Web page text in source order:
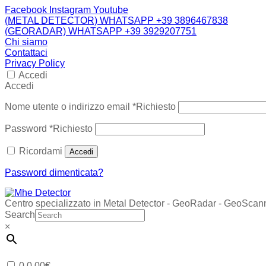
Facebook Instagram Youtube
(METAL DETECTOR) WHATSAPP +39 3896467838
(GEORADAR) WHATSAPP +39 3929207751
Chi siamo
Contattaci
Privacy Policy
Accedi
Accedi
Nome utente o indirizzo email *Richiesto
Password *Richiesto
Ricordami Accedi
Password dimenticata?
Centro specializzato in Metal Detector - GeoRadar -
Search
×